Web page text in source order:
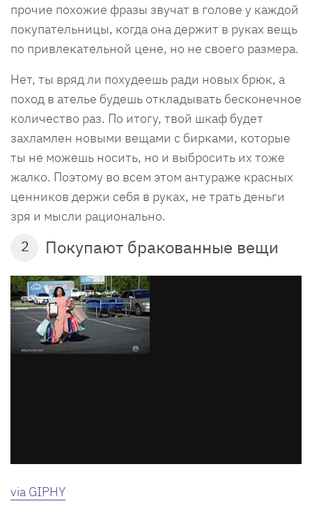
прочие похожие фразы звучат в голове у каждой
покупательницы, когда она держит в руках вещь
по привлекательной цене, но не своего размера.
Нет, ты вряд ли похудеешь ради новых брюк, а
поход в ателье будешь откладывать бесконечное
количество раз. По итогу, твой шкаф будет
захламлен новыми вещами с бирками, которые
ты не можешь носить, но и выбросить их тоже
жалко. Поэтому во всем этом антураже красных
ценников держи себя в руках, не трать деньги
зря и мысли рационально.
2 Покупают бракованные вещи
via GIPHY